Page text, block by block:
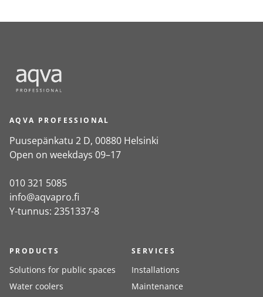
AQVA PROFESSIONAL
Puusepänkatu 2 D, 00880 Helsinki
Open on weekdays 09–17
010 321 5085
info@aqvapro.fi
Y-tunnus: 2351337-8
PRODUCTS
Solutions for public spaces
Water coolers
SERVICES
Installations
Maintenance